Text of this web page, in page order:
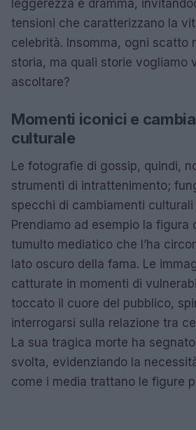
leggerezza e dramma,
tensioni che caratterizzano la
celebrità. Insomma, ogni scatto
storia, ma quali storie vogliamo
ascoltare?
Momenti iconici e
culturale
Le fotografie di gossip, quindi,
strumenti di intrattenimento;
specchi di cambiamenti culturali
Prendiamo ad esempio la figura
tumulto mediatico che l’ha
lato oscuro della fama. Le
catturate in momenti di
toccato il cuore del pubblico,
interrogarsi sulla relazione tra
La sua tragica morte ha
svolta, evidenziando la
come i media trattano le figure